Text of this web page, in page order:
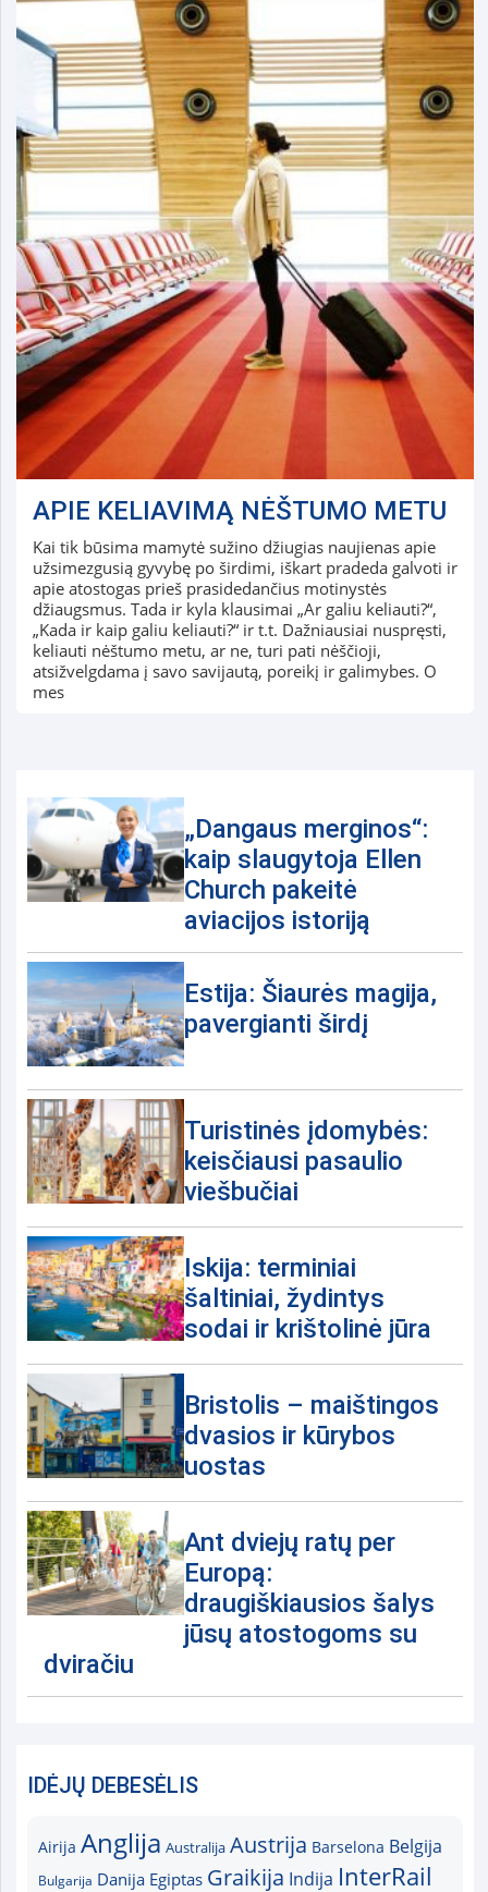
APIE KELIAVIMĄ NĖŠTUMO METU
Kai tik būsima mamytė sužino džiugias naujienas apie
užsimezgusią gyvybę po širdimi, iškart pradeda galvoti ir
apie atostogas prieš prasidedančius motinystės
džiaugsmus. Tada ir kyla klausimai „Ar galiu keliauti?“,
„Kada ir kaip galiu keliauti?“ ir t.t. Dažniausiai nuspręsti,
keliauti nėštumo metu, ar ne, turi pati nėščioji,
atsižvelgdama į savo savijautą, poreikį ir galimybes. O
mes
„Dangaus merginos“:
kaip slaugytoja Ellen
Church pakeitė
aviacijos istoriją
Estija: Šiaurės magija,
pavergianti širdį
Turistinės įdomybės:
keisčiausi pasaulio
viešbučiai
Iskija: terminiai
šaltiniai, žydintys
sodai ir krištolinė jūra
Bristolis – maištingos
dvasios ir kūrybos
uostas
Ant dviejų ratų per
Europą:
draugiškiausios šalys
jūsų atostogoms su
dviračiu
IDĖJŲ DEBESĖLIS
Airija Anglija Australija Austrija Barselona Belgija
Bulgarija Danija Egiptas Graikija Indija InterRail